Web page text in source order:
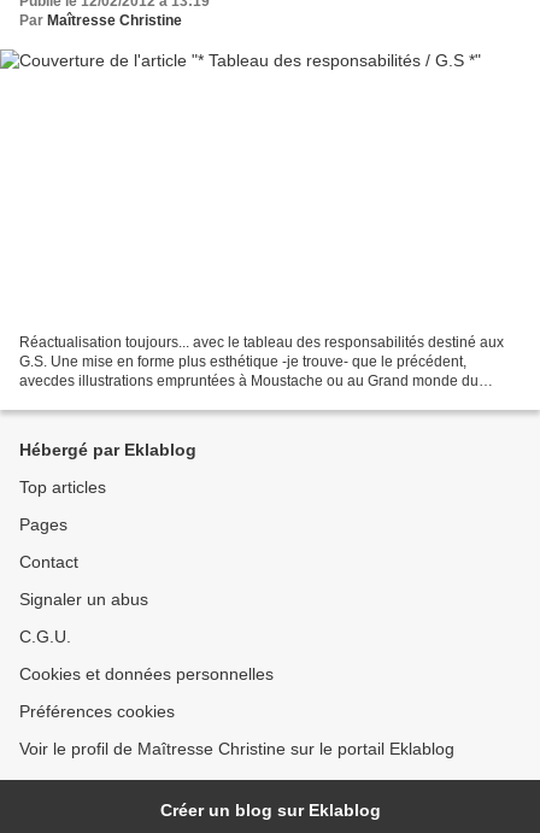
Par Maîtresse Christine
Réactualisation toujours... avec le tableau des responsabilités destiné aux
G.S. Une mise en forme plus esthétique -je trouve- que le précédent,
avecdes illustrations empruntées à Moustache ou au Grand monde du
Hébergé par Eklablog
Top articles
Pages
Contact
Signaler un abus
C.G.U.
Cookies et données personnelles
Préférences cookies
Voir le profil de Maîtresse Christine sur le portail Eklablog
Créer un blog sur Eklablog